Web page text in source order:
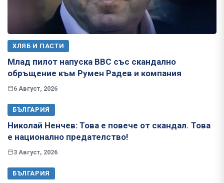
ХЛЯБ И ПАСТИ
Млад пилот напуска ВВС със скандално
обръщение към Румен Радев и компания
6 Август, 2026
БЪЛГАРИЯ
Николай Ненчев: Това е повече от скандал. Това
е национално предателство!
3 Август, 2026
БЪЛГАРИЯ